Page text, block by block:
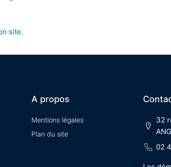
site.
A propos
Mentions légales
Plan du site
32
02